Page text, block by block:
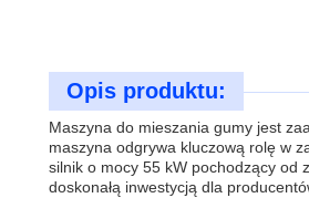
Opis produktu:
Maszyna do mieszania gumy jest
maszyna odgrywa kluczową rolę w
silnik o mocy 55 kW pochodzący od
doskonałą inwestycją dla